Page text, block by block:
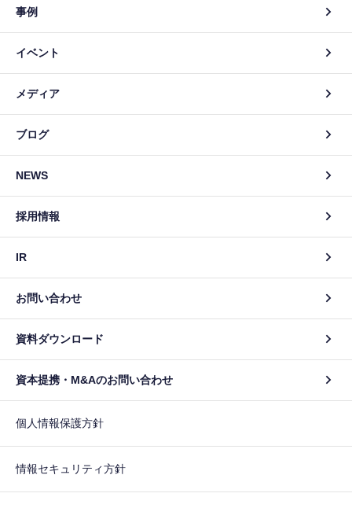
事例
イベント
メディア
ブログ
NEWS
採用情報
IR
お問い合わせ
資料ダウンロード
資本提携・M&Aのお問い合わせ
個人情報保護方針
情報セキュリティ方針